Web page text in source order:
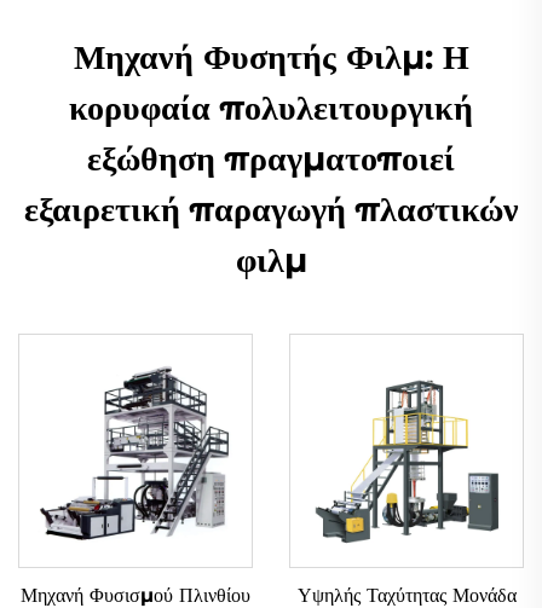
Μηχανή Φυσητής Φιλμ: Η
κορυφαία πολυλειτουργική
εξώθηση πραγματοποιεί
εξαιρετική παραγωγή πλαστικών
φιλμ
Μηχανή Φυσισμού Πλινθίου
Υψηλής Ταχύτητας Μονάδα